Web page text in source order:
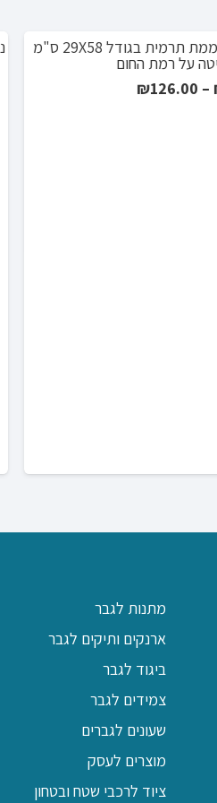
שמיכה מחצלת חשמלית מחממת תרמית בגודל 29X58 ס"מ
על רמת החום
₪126.00
טווח
מתנות לגבר
ארנקים ותיקים לגבר
ביגוד לגבר
צמידים לגבר
שעונים לגברים
מוצרים לעסק
ציוד לרכבי שטח ובטחון